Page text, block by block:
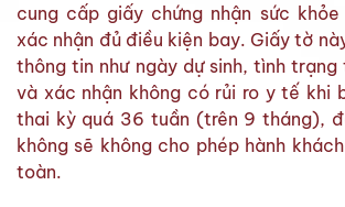
cung cấp giấy chứng nhận sức
xác nhận đủ điều kiện bay. Giấy tờ
thông tin như ngày dự sinh, tình
và xác nhận không có rủi ro y tế khi
thai kỳ quá 36 tuần (trên 9 tháng),
không sẽ không cho phép hành
toàn.